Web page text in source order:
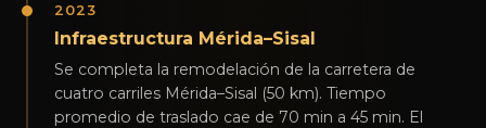
2023
Infraestructura Mérida–Sisal
Se completa la remodelación de la carretera de
cuatro carriles Mérida–Sisal (50 km). Tiempo
promedio de traslado cae de 70 min a 45 min. El